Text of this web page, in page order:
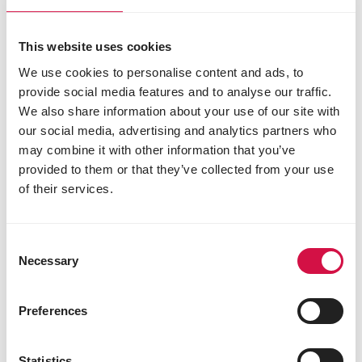
This website uses cookies
We use cookies to personalise content and ads, to
provide social media features and to analyse our traffic.
We also share information about your use of our site with
our social media, advertising and analytics partners who
may combine it with other information that you’ve
provided to them or that they’ve collected from your use
of their services.
Selection
Necessary
Preferences
VOEDING